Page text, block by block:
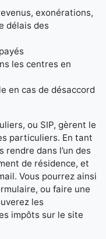
exonérations,
délais des
les centres en
en cas de désaccord
ou SIP, gèrent le
particuliers. En tant
rendre dans l’un des
de résidence, et
Vous pourrez ainsi
ou faire une
les
impôts sur le site